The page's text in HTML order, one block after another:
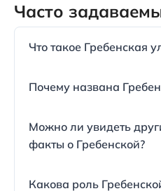
Часто
Что такое Гребенская
центральных улиц
около 2 км.
Почему названа
взятия турецкой
войсками под
Можно ли увидеть
факты о Гребенской?
Какова роль